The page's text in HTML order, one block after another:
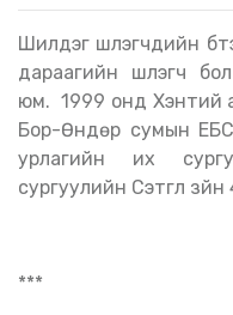
Шилдэг шүлэгчдийн бүтээлийг танилцуулах цувралын
дараагийн шүлэгч
юм. 1999 онд Хэнтий
Бор-Өндөр сумын
урлагийн их
сургуулийн Сэтгүүл
***